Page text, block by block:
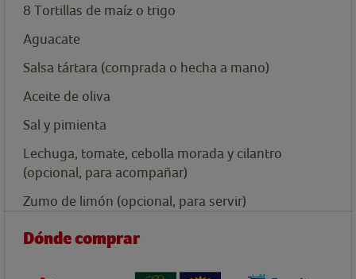
8 Tortillas de maíz o trigo
Aguacate
Salsa tártara (comprada o hecha a mano)
Aceite de oliva
Sal y pimienta
Lechuga, tomate, cebolla morada y cilantro
(opcional, para acompañar)
Zumo de limón (opcional, para servir)
Dónde comprar